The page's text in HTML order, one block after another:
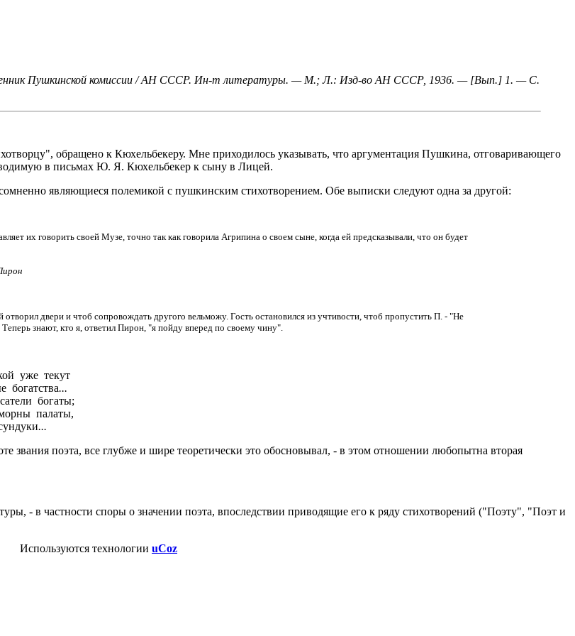
Пушкинской комиссии / АН СССР. Ин-т литературы. — М.; Л.: Изд-во АН СССР, 1936. — [Вып.] 1. — С.
обращено к Кюхельбекеру. Мне приходилось указывать, что аргументация Пушкина, отговаривающего
в письмах Ю. Я. Кюхельбекер к сыну в Лицей.
являющиеся полемикой с пушкинским стихотворением. Обе выписки следуют одна за другой:
их говорить своей Музе, точно так как говорила Агрипина о своем сыне, когда ей предсказывали, что он будет
двери и чтоб сопровождать другого вельможу. Гость остановился из учтивости, чтоб пропустить П. - "Не
знают, кто я, ответил Пирон, "я пойду вперед по своему чину".
уже текут
богатства...
богаты;
палаты,
...
поэта, все глубже и шире теоретически это обосновывал, - в этом отношении любопытна вторая
- в частности споры о значении поэта, впоследствии приводящие его к ряду стихотворений ("Поэту", "Поэт и
Используются технологии uCoz